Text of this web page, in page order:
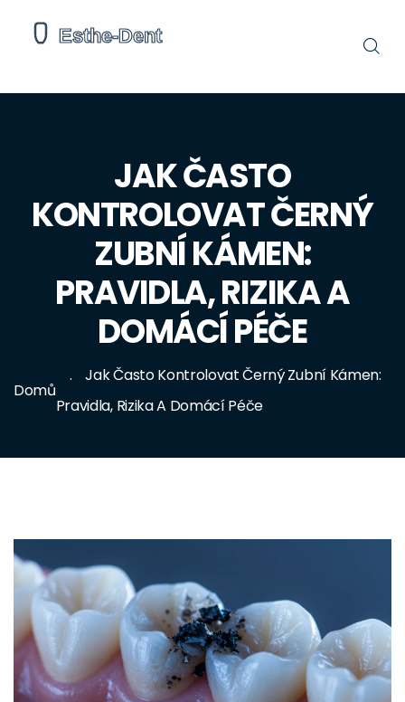
JAK ČASTO
KONTROLOVAT ČERNÝ
ZUBNÍ KÁMEN:
PRAVIDLA, RIZIKA A
DOMÁCÍ PÉČE
Domů
Jak Často Kontrolovat Černý Zubní Kámen:
Pravidla, Rizika A Domácí Péče